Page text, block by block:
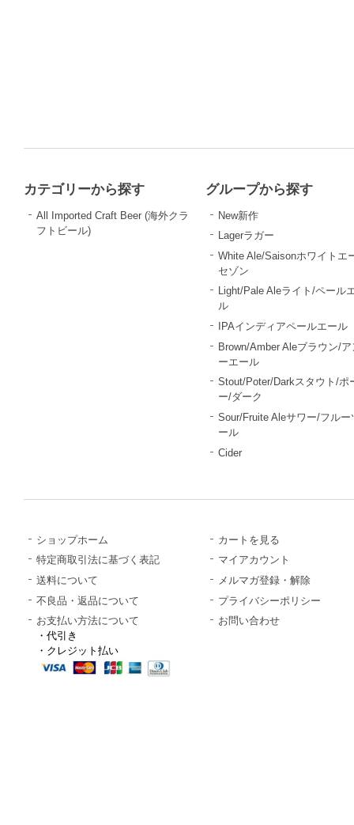
カテゴリーから探す
All Imported Craft Beer (海外クラ
フトビール)
グループから探す
New新作
Lagerラガー
White Ale/Saisonホワイトエ
セゾン
Light/Pale Aleライト/ペール
ル
IPAインディアペールエール
Brown/Amber Aleブラウン/ア
ーエール
Stout/Poter/Darkスタウト/ポ
ー/ダーク
Sour/Fruite Aleサワー/フルー
ール
Cider
ショップホーム
特定商取引法に基づく表記
送料について
不良品・返品について
お支払い方法について
・代引き
・クレジット払い
カートを見る
マイアカウント
メルマガ登録・解除
プライバシーポリシー
お問い合わせ